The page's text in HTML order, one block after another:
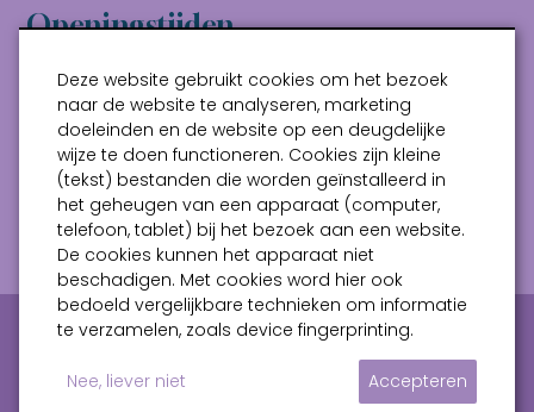
Openingstijden
Maandag
Gesloten
Dinsdag
10:00 - 17:00
Woensdag
10:00 - 17:00
Donderdag
10:00 - 17:00
Vrijdag
10:00 - 17:00
Zaterdag
10:00 - 17:00
Privacy verklaring
Algemene voorwaarden
Deze website gebruikt cookies om het bezoek
naar de website te analyseren, marketing
doeleinden en de website op een deugdelijke
wijze te doen functioneren. Cookies zijn kleine
(tekst) bestanden die worden geïnstalleerd in
het geheugen van een apparaat (computer,
telefoon, tablet) bij het bezoek aan een website.
De cookies kunnen het apparaat niet
beschadigen. Met cookies word hier ook
bedoeld vergelijkbare technieken om informatie
te verzamelen, zoals device fingerprinting.
Nee, liever niet Accepteren